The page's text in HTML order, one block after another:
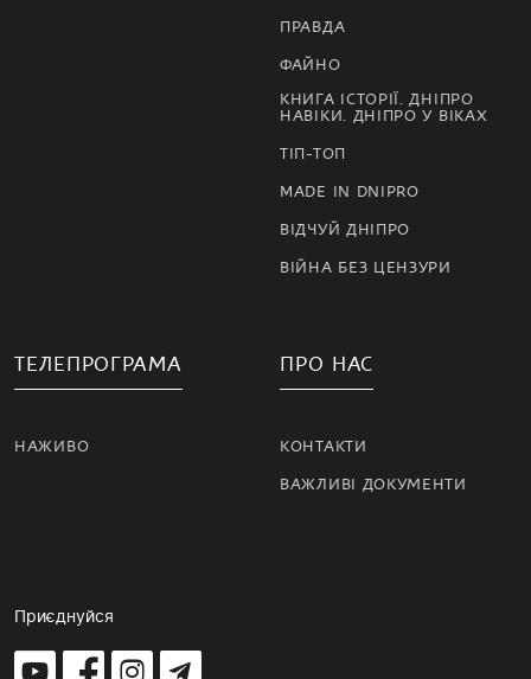
ПРАВДА
ФАЙНО
КНИГА ІСТОРІЇ. ДНІПРО
НАВІКИ. ДНІПРО У ВІКАХ
ТІП-ТОП
MADE IN DNIPRO
ВІДЧУЙ ДНІПРО
ВІЙНА БЕЗ ЦЕНЗУРИ
ТЕЛЕПРОГРАМА
НАЖИВО
ПРО НАС
КОНТАКТИ
ВАЖЛИВІ ДОКУМЕНТИ
Приєднуйся